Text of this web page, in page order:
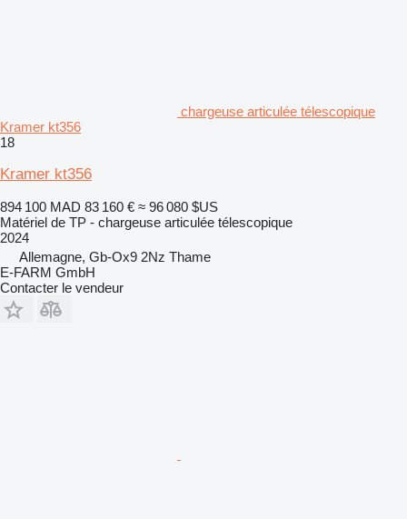
chargeuse articulée télescopique
Kramer kt356
18
Kramer kt356
894 100 MAD 83 160 € ≈ 96 080 $US
Matériel de TP - chargeuse articulée télescopique
2024
Allemagne, Gb-Ox9 2Nz Thame
E-FARM GmbH
Contacter le vendeur